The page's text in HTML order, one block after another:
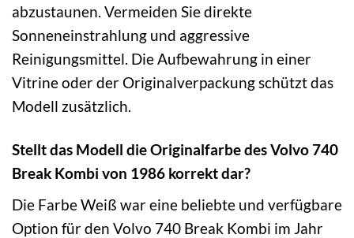
abzustaunen. Vermeiden Sie direkte
Sonneneinstrahlung und aggressive
Reinigungsmittel. Die Aufbewahrung in einer
Vitrine oder der Originalverpackung schützt das
Modell zusätzlich.
Stellt das Modell die Originalfarbe des Volvo 740
Break Kombi von 1986 korrekt dar?
Die Farbe Weiß war eine beliebte und verfügbare
Option für den Volvo 740 Break Kombi im Jahr